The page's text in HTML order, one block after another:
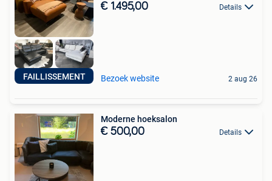
FAILLISSEMENT
€ 1.495,00 Details
Bezoek website 2 aug 26
Moderne hoeksalon
€ 500,00 Details